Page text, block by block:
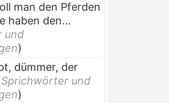
man den Pferden
haben den...
und
)
dümmer, der
Sprichwörter und
)